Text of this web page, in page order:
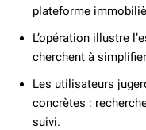
plateforme
L’opération illustre
cherchent à
Les utilisateurs
concrètes :
suivi.